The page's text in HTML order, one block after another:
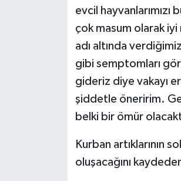
evcil
çok masum olarak
adı altında
gibi semptomları
gideriz diye vakayı
şiddetle öneririm.
belki bir ömür
Kurban artıklarının
oluşacağını